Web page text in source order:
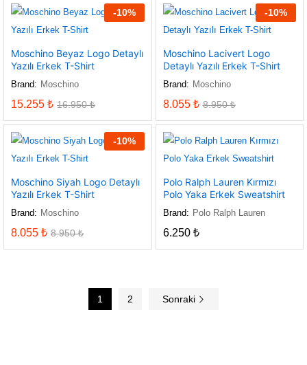
-10%
Moschino Beyaz Logo Detaylı
Yazılı Erkek T-Shirt
Brand: Moschino
15.255 ₺ 16.950₺
-10%
Moschino Lacivert Logo
Detaylı Yazılı Erkek T-Shirt
Brand: Moschino
8.055 ₺ 8.950₺
-10%
Moschino Siyah Logo Detaylı
Yazılı Erkek T-Shirt
Brand: Moschino
8.055 ₺ 8.950₺
Polo Ralph Lauren Kırmızı
Polo Yaka Erkek Sweatshirt
Brand: Polo Ralph Lauren
6.250 ₺
1 2 Sonraki